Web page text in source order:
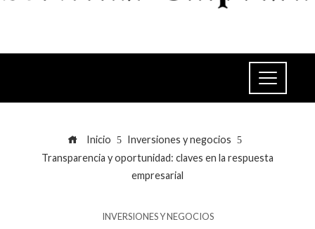
Inicio
Inversiones y negocios
Transparencia y oportunidad: claves en la respuesta
empresarial
INVERSIONES Y NEGOCIOS